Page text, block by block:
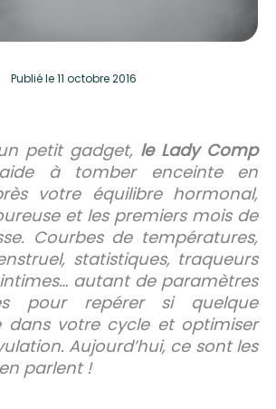
Publiéle 11 octobre 2016
petit gadget, le Lady Comp
à tomber enceinte en
votre équilibre hormonal,
et les premiers mois de
Courbes de températures,
statistiques, traqueurs
autant de paramètres
pour repérer si quelque
dans votre cycle et optimiser
Aujourd’hui, ce sont les
parlent !